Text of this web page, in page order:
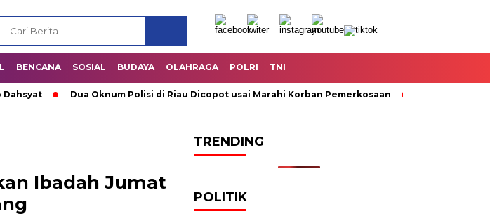
BENCANA SOSIAL BUDAYA OLAHRAGA POLRI TNI
Dua Oknum Polisi di Riau Dicopot usai Marahi Korban Pemerkosaan Kemendag Cabut
Ibadah Jumat
TRENDING
POLITIK